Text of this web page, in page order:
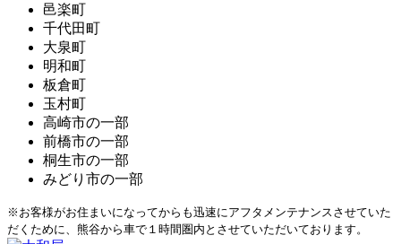
邑楽町
千代田町
大泉町
明和町
板倉町
玉村町
高崎市の一部
前橋市の一部
桐生市の一部
みどり市の一部
※お客様がお住まいになってからも迅速にアフタメンテナンスさせていた
だくために、熊谷から車で１時間圏内とさせていただいております。